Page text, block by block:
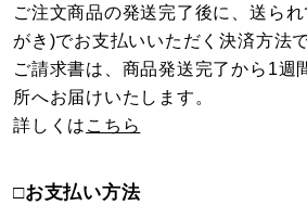
ご注文商品の発送完了後に、送ら
がき)でお支払いいただく決済方法で
ご請求書は、商品発送完了から1週
所へお届けいたします。
詳しくは こちら
□お支払い方法